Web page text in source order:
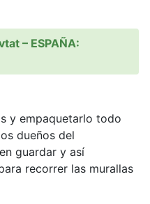
– ESPAÑA:
y empaquetarlo todo
dueños del
guardar y así
recorrer las murallas